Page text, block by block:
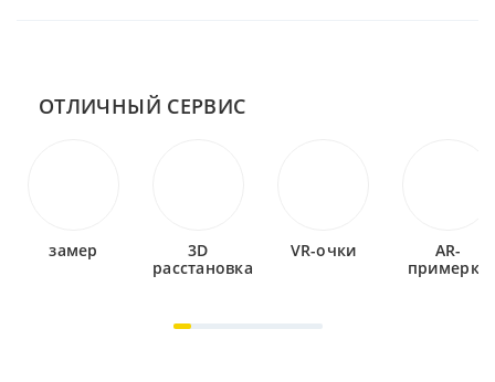
ОТЛИЧНЫЙ СЕРВИС
замер
3D
расстановка
VR-очки
AR-
примерка